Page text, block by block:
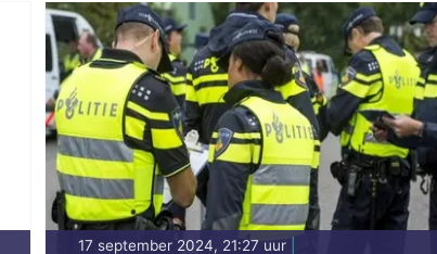
17 september 2024, 21:27 uur|